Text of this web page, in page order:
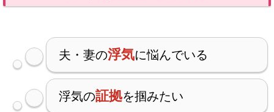
夫・妻の浮気に悩んでいる
浮気の証拠を掴みたい